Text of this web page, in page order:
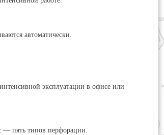
автоматически.
эксплуатации в офисе или
— пять типов перфорации.